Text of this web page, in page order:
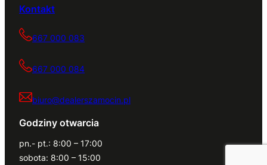
Kontakt
667 000 083
667 000 084
biuro@dealerszamocin.pl
Godziny otwarcia
pn.- pt.: 8:00 – 17:00
sobota: 8:00 – 15:00